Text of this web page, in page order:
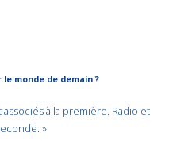
monde de demain ?
à la première. Radio et
»